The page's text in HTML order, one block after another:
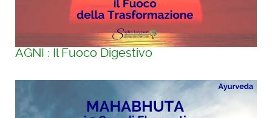
AGNI : Il Fuoco Digestivo